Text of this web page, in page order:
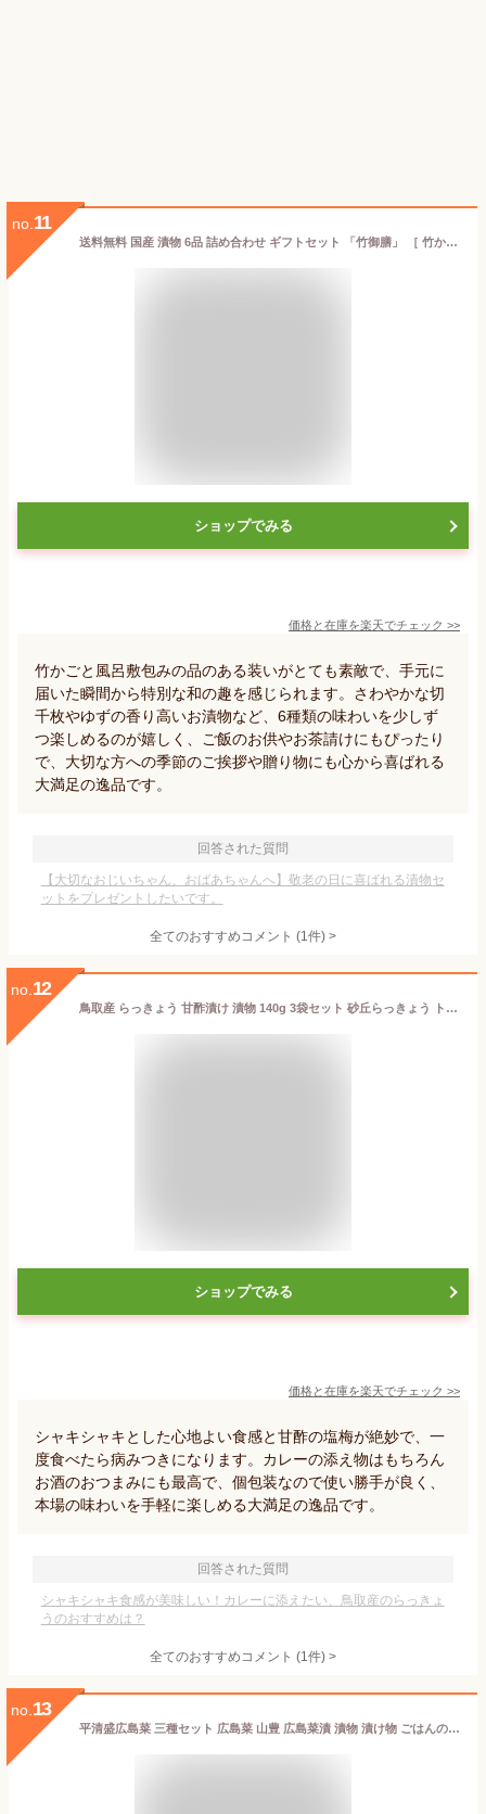
no. 11
送料無料 国産 漬物 6品 詰め合わせ ギフトセット 「竹御膳」 ［ 竹かご 風呂敷包み ］【クール便】 お中元 夏ギフト さわやか切千枚 刻みなす 刻みすぐき漬け つぼ漬け ゆずの香白菜 ゆず大根 母の日 父の日 敬老の日 お歳暮 お年賀 ペア プレゼント ギフト
ショップでみる
価格と在庫を楽天でチェック >>
竹かごと風呂敷包みの品のある装いがとても素敵で、手元に
届いた瞬間から特別な和の趣を感じられます。さわやかな切
千枚やゆずの香り高いお漬物など、6種類の味わいを少しず
つ楽しめるのが嬉しく、ご飯のお供やお茶請けにもぴったり
で、大切な方への季節のご挨拶や贈り物にも心から喜ばれる
大満足の逸品です。
回答された質問
【大切なおじいちゃん、おばあちゃんへ】敬老の日に喜ばれる漬物セ
ットをプレゼントしたいです。
全てのおすすめコメント (1件) >
no. 12
鳥取産 らっきょう 甘酢漬け 漬物 140g 3袋セット 砂丘らっきょう トリショク 国産 鳥取 山陰 おつまみ 酒の肴 宅飲み 産地直送 郷土料理 鳥取食品工業【送料無料】
ショップでみる
価格と在庫を楽天でチェック >>
シャキシャキとした心地よい食感と甘酢の塩梅が絶妙で、一
度食べたら病みつきになります。カレーの添え物はもちろん
お酒のおつまみにも最高で、個包装なので使い勝手が良く、
本場の味わいを手軽に楽しめる大満足の逸品です。
回答された質問
シャキシャキ食感が美味しい！カレーに添えたい、鳥取産のらっきょ
うのおすすめは？
全てのおすすめコメント (1件) >
no. 13
平清盛広島菜 三種セット 広島菜 山豊 広島菜漬 漬物 漬け物 ごはんのおとも ご飯のおとも 広島 山豊 ぴり辛 しそ 紫蘇 赤しそ 赤紫蘇 ゆず 柚子 ギフト プレゼント 贈り物 詰め合わせ